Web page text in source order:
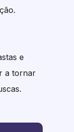
e
a tornar